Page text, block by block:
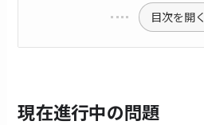
目次を開く
現在進行中の問題